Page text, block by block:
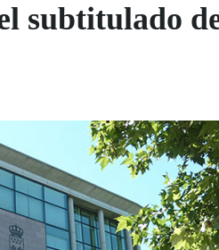
subtitulado